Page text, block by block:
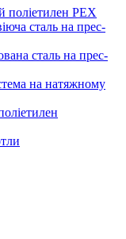
поліетилен PEX
сталь на прес-
сталь на прес-
на натяжному